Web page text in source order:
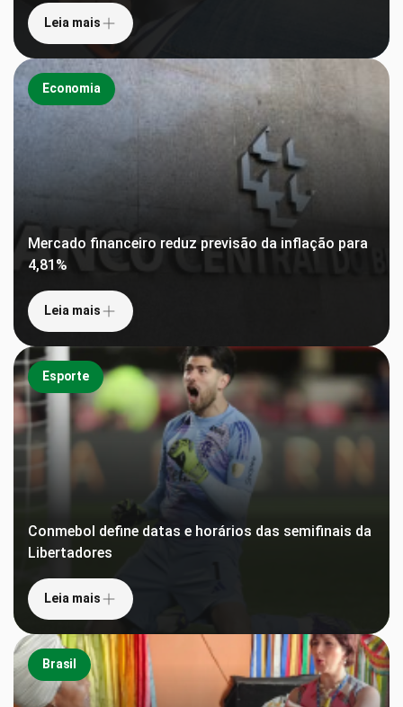
Leia mais
Economia
Mercado financeiro reduz previsão da inflação para
4,81%
Leia mais
Esporte
Conmebol define datas e horários das semifinais da
Libertadores
Leia mais
Brasil